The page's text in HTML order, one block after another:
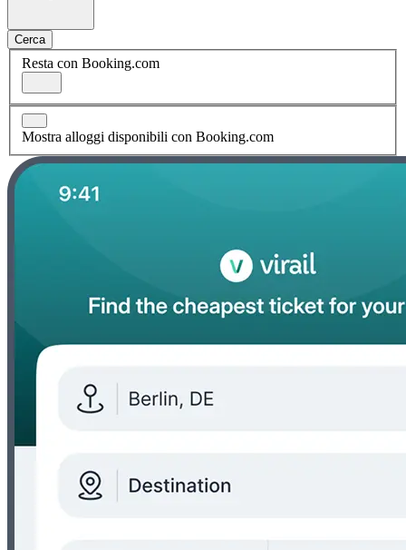
Cerca
Resta con Booking.com
Mostra alloggi disponibili con Booking.com